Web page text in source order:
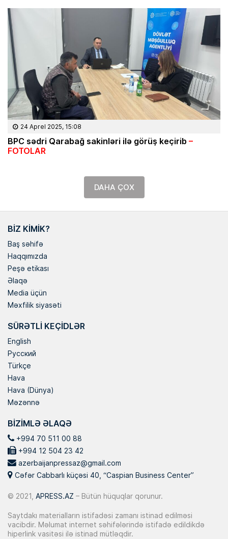
24 Aprel 2025, 15:08
BPC sədri Qarabağ sakinləri ilə görüş keçirib –
FOTOLAR
DAHA ÇOX
BIZ KIMIK?
Baş səhifə
Haqqımızda
Peşə etikası
Əlaqə
Media üçün
Məxfilik siyasəti
SÜRƏTLI KEÇIDLƏR
English
Русский
Türkçe
Hava
Hava (Dünya)
Məzənnə
BIZIMLƏ ƏLAQƏ
+994 70 511 00 88
+994 12 504 23 42
azerbaijanpressaz@gmail.com
Cəfər Cabbarlı küçəsi 40, “Caspian Business Center”
© 2021, APRESS.AZ – Bütün hüquqlar qorunur.
Saytdakı materialların istifadəsi zamanı istinad edilməsi
vacibdir. Məlumat internet səhifələrində istifadə edildikdə
hiperlink vasitəsi ilə istinad mütləqdir.